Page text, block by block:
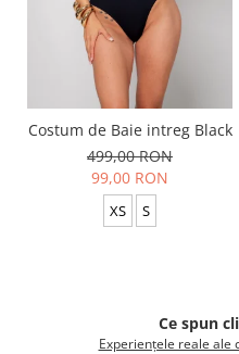
Costum de Baie intreg Black
499,00 RON
99,00 RON
XS S
Ce spun
Experiențele reale ale